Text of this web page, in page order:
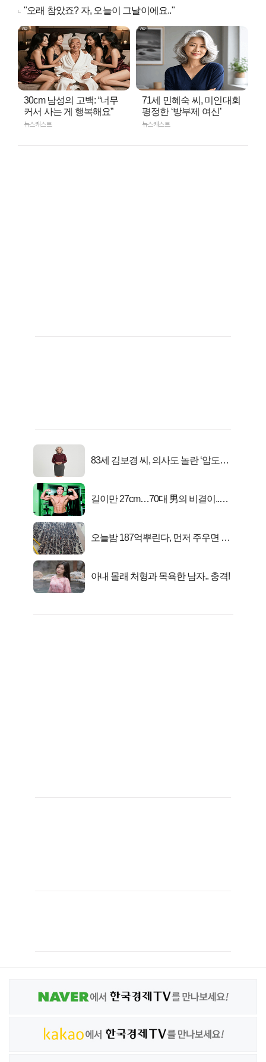
"오래 참았죠? 자, 오늘이 그날이에요.."
30cm 남성의 고백: “너무
커서 사는 게 행복해요”
뉴스캐스트
71세 민혜숙 씨, 미인대회
평정한 ‘방부제 여신’
뉴스캐스트
83세 김보경 씨, 의사도 놀란 ‘압도적
길이만 27cm…70대 男의 비결이..충
오늘밤 187억뿌린다, 먼저 주우면 최
아내 몰래 처형과 목욕한 남자.. 충격!